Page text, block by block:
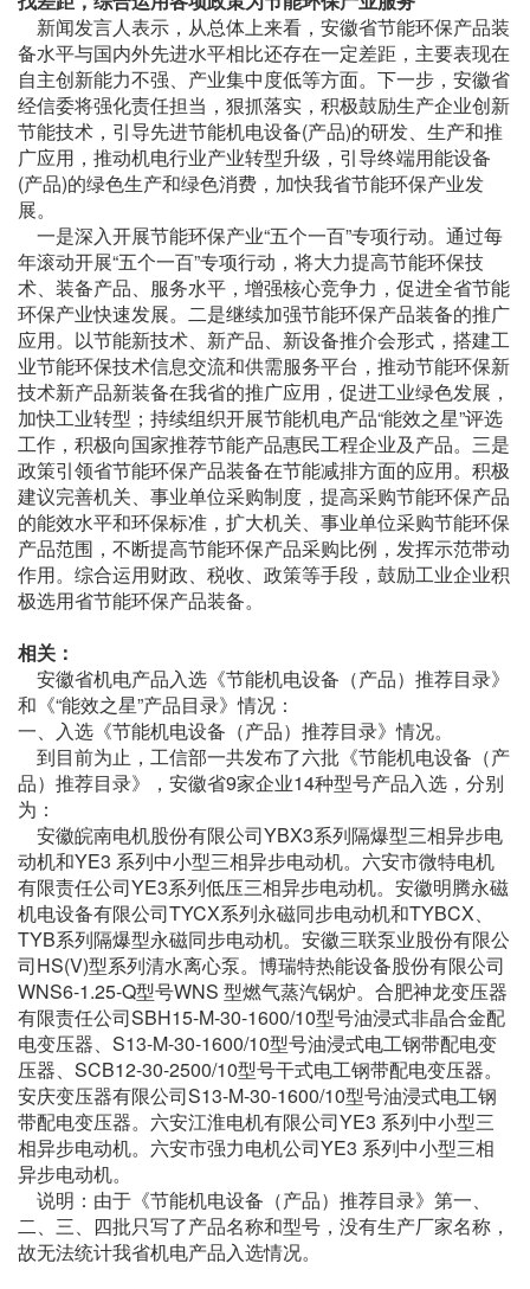
新闻发言人表示，从总体上来看，安徽省节能环保产品装
备水平与国内外先进水平相比还存在一定差距，主要表现在
自主创新能力不强、产业集中度低等方面。下一步，安徽省
经信委将强化责任担当，狠抓落实，积极鼓励生产企业创新
节能技术，引导先进节能机电设备(产品)的研发、生产和推
广应用，推动机电行业产业转型升级，引导终端用能设备
(产品)的绿色生产和绿色消费，加快我省节能环保产业发
展。
一是深入开展节能环保产业“五个一百”专项行动。通过每
年滚动开展“五个一百”专项行动，将大力提高节能环保技
术、装备产品、服务水平，增强核心竞争力，促进全省节能
环保产业快速发展。二是继续加强节能环保产品装备的推广
应用。以节能新技术、新产品、新设备推介会形式，搭建工
业节能环保技术信息交流和供需服务平台，推动节能环保新
技术新产品新装备在我省的推广应用，促进工业绿色发展，
加快工业转型；持续组织开展节能机电产品“能效之星”评选
工作，积极向国家推荐节能产品惠民工程企业及产品。三是
政策引领省节能环保产品装备在节能减排方面的应用。积极
建议完善机关、事业单位采购制度，提高采购节能环保产品
的能效水平和环保标准，扩大机关、事业单位采购节能环保
产品范围，不断提高节能环保产品采购比例，发挥示范带动
作用。综合运用财政、税收、政策等手段，鼓励工业企业积
极选用省节能环保产品装备。
相关：
安徽省机电产品入选《节能机电设备（产品）推荐目录》
和《“能效之星”产品目录》情况：
一、入选《节能机电设备（产品）推荐目录》情况。
到目前为止，工信部一共发布了六批《节能机电设备（产
品）推荐目录》，安徽省9家企业14种型号产品入选，分别
为：
安徽皖南电机股份有限公司YBX3系列隔爆型三相异步电
动机和YE3 系列中小型三相异步电动机。六安市微特电机
有限责任公司YE3系列低压三相异步电动机。安徽明腾永磁
机电设备有限公司TYCX系列永磁同步电动机和TYBCX、
TYB系列隔爆型永磁同步电动机。安徽三联泵业股份有限公
司HS(V)型系列清水离心泵。博瑞特热能设备股份有限公司
WNS6-1.25-Q型号WNS 型燃气蒸汽锅炉。合肥神龙变压器
有限责任公司SBH15-M-30-1600/10型号油浸式非晶合金配
电变压器、S13-M-30-1600/10型号油浸式电工钢带配电变
压器、SCB12-30-2500/10型号干式电工钢带配电变压器。
安庆变压器有限公司S13-M-30-1600/10型号油浸式电工钢
带配电变压器。六安江淮电机有限公司YE3 系列中小型三
相异步电动机。六安市强力电机公司YE3 系列中小型三相
异步电动机。
说明：由于《节能机电设备（产品）推荐目录》第一、
二、三、四批只写了产品名称和型号，没有生产厂家名称，
故无法统计我省机电产品入选情况。